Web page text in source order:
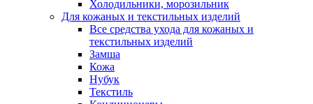
Холодильники, морозильник
Для кожаных и текстильных изделий
Все средства ухода для кожаных и
текстильных изделий
Замша
Кожа
Нубук
Текстиль